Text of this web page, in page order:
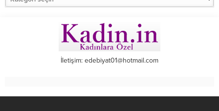
İletişim: edebiyat01@hotmail.com